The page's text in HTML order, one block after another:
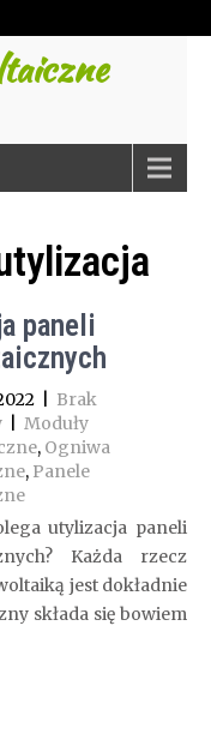
paneli
| Brak
| Moduły
, Ogniwa
, Panele
utylizacja paneli
Każda rzecz
jest dokładnie
składa się bowiem